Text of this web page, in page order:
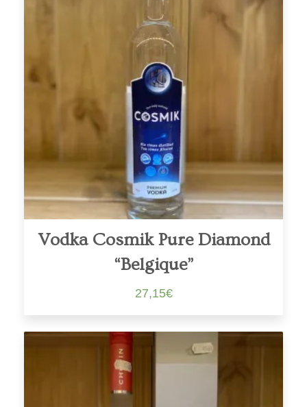
Vodka Cosmik Pure Diamond
“Belgique”
27,15€